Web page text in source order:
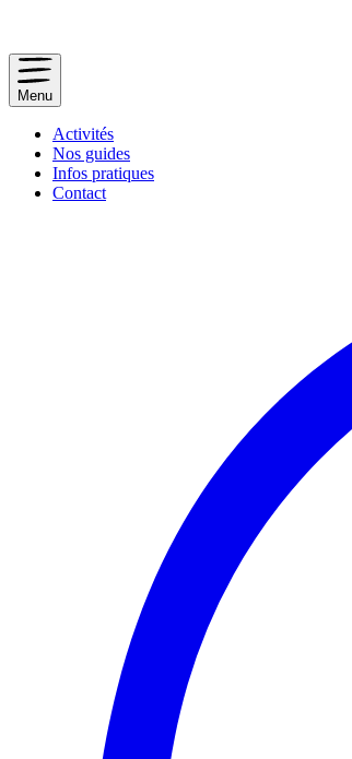
Menu
Activités
Nos guides
Infos pratiques
Contact